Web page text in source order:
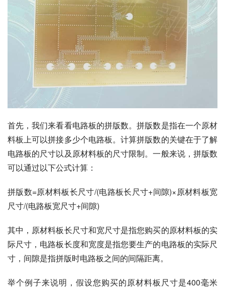
首先，我们来看看电路板的拼版数。拼版数是指在一个原材
料板上可以拼接多少个电路板。计算拼版数的关键在于了解
电路板的尺寸以及原材料板的尺寸限制。一般来说，拼版数
可以通过以下公式计算：
拼版数=原材料板长尺寸/(电路板长尺寸+间隙)×原材料板宽
尺寸/(电路板宽尺寸+间隙)
其中，原材料板长尺寸和宽尺寸是指您购买的原材料板的实
际尺寸，电路板长度和宽度是指您要生产的电路板的实际尺
寸，间隙是指拼版时电路板之间的间隔距离。
举个例子来说明，假设您购买的原材料板尺寸是400毫米